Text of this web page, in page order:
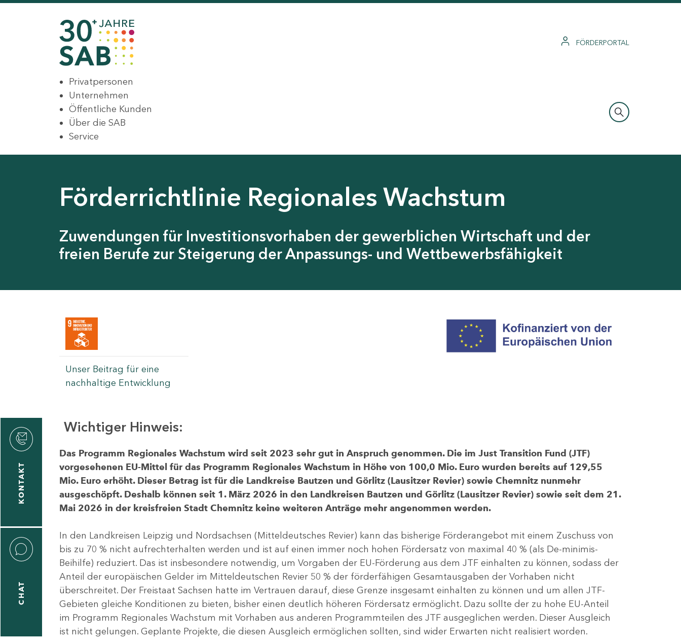
FÖRDERPORTAL
Privatpersonen
Unternehmen
Öffentliche Kunden
Über die SAB
Service
Förderrichtlinie Regionales Wachstum
Zuwendungen für Investitionsvorhaben der gewerblichen Wirtschaft und der
freien Berufe zur Steigerung der Anpassungs- und Wettbewerbsfähigkeit
Unser Beitrag für eine
nachhaltige Entwicklung
KONTAKT
CHAT
Wichtiger Hinweis:
Das Programm Regionales Wachstum wird seit 2023 sehr gut in Anspruch genommen. Die im Just Transition Fund (JTF)
vorgesehenen EU-Mittel für das Programm Regionales Wachstum in Höhe von 100,0 Mio. Euro wurden bereits auf 129,55
Mio. Euro erhöht. Dieser Betrag ist für die Landkreise Bautzen und Görlitz (Lausitzer Revier) sowie Chemnitz nunmehr
ausgeschöpft. Deshalb können seit 1. März 2026 in den Landkreisen Bautzen und Görlitz (Lausitzer Revier) sowie seit dem 21.
Mai 2026 in der kreisfreien Stadt Chemnitz keine weiteren Anträge mehr angenommen werden.
In den Landkreisen Leipzig und Nordsachsen (Mitteldeutsches Revier) kann das bisherige Förderangebot mit einem Zuschuss von
bis zu 70 % nicht aufrechterhalten werden und ist auf einen immer noch hohen Fördersatz von maximal 40 % (als De-minimis-
Beihilfe) reduziert. Das ist insbesondere notwendig, um Vorgaben der EU-Förderung aus dem JTF einhalten zu können, sodass der
Anteil der europäischen Gelder im Mitteldeutschen Revier 50 % der förderfähigen Gesamtausgaben der Vorhaben nicht
überschreitet. Der Freistaat Sachsen hatte im Vertrauen darauf, diese Grenze insgesamt einhalten zu können und um allen JTF-
Gebieten gleiche Konditionen zu bieten, bisher einen deutlich höheren Fördersatz ermöglicht. Dazu sollte der zu hohe EU-Anteil
im Programm Regionales Wachstum mit Vorhaben aus anderen Programmteilen des JTF ausgeglichen werden. Dieser Ausgleich
ist nicht gelungen. Geplante Projekte, die diesen Ausgleich ermöglichen sollten, sind wider Erwarten nicht realisiert worden.